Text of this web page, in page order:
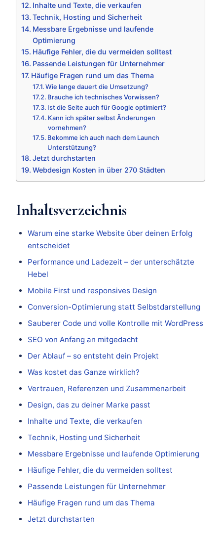
Inhalte und Texte, die verkaufen
Technik, Hosting und Sicherheit
Messbare Ergebnisse und laufende
Optimierung
Häufige Fehler, die du vermeiden solltest
Passende Leistungen für Unternehmer
Häufige Fragen rund um das Thema
Wie lange dauert die Umsetzung?
Brauche ich technisches Vorwissen?
Ist die Seite auch für Google optimiert?
Kann ich später selbst Änderungen
vornehmen?
Bekomme ich auch nach dem Launch
Unterstützung?
Jetzt durchstarten
Webdesign Kosten in über 270 Städten
Inhaltsverzeichnis
Warum eine starke Website über deinen Erfolg
entscheidet
Performance und Ladezeit – der unterschätzte
Hebel
Mobile First und responsives Design
Conversion-Optimierung statt Selbstdarstellung
Sauberer Code und volle Kontrolle mit WordPress
SEO von Anfang an mitgedacht
Der Ablauf – so entsteht dein Projekt
Was kostet das Ganze wirklich?
Vertrauen, Referenzen und Zusammenarbeit
Design, das zu deiner Marke passt
Inhalte und Texte, die verkaufen
Technik, Hosting und Sicherheit
Messbare Ergebnisse und laufende Optimierung
Häufige Fehler, die du vermeiden solltest
Passende Leistungen für Unternehmer
Häufige Fragen rund um das Thema
Jetzt durchstarten